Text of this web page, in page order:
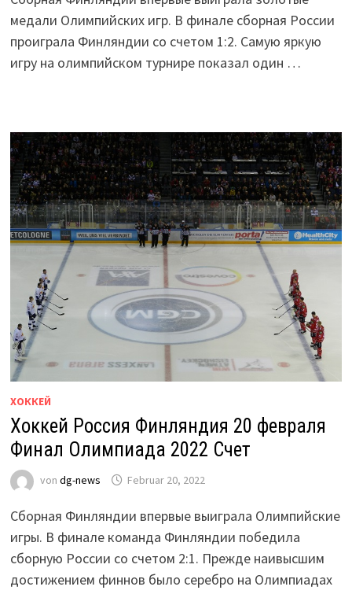
медали Олимпийских игр. В финале сборная России
проиграла Финляндии со счетом 1:2. Самую яркую
игру на олимпийском турнире показал один …
ХОККЕЙ
Хоккей Россия Финляндия 20 февраля
Финал Олимпиада 2022 Счет
von dg-news Februar 20, 2022
Cборная Финляндии впервые выиграла Олимпийские
игры. В финале команда Финляндии победила
сборную России со счетом 2:1. Прежде наивысшим
достижением финнов было серебро на Олимпиадах